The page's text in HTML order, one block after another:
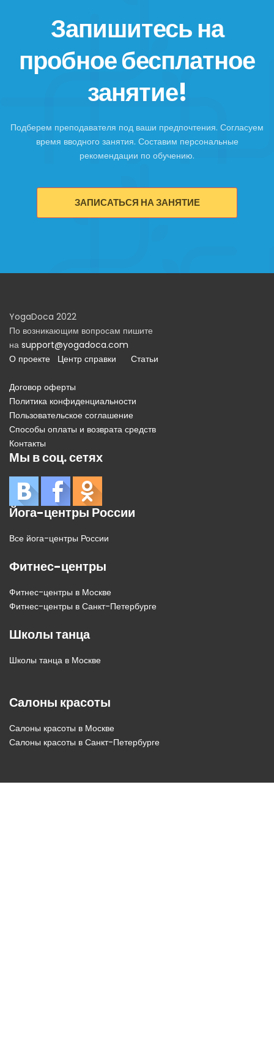
Запишитесь на
пробное бесплатное
занятие!
Подберем преподавателя под ваши предпочтения. Согласуем
время вводного занятия. Составим персональные
рекомендации по обучению.
ЗАПИСАТЬСЯ НА ЗАНЯТИЕ
YogaDoca 2022
По возникающим вопросам пишите
на support@yogadoca.com
О проекте
Центр справки Статьи
Договор оферты
Политика конфиденциальности
Пользовательское соглашение
Способы оплаты и возврата средств
Контакты
Мы в соц. сетях
Йога-центры России
Все йога-центры России
Фитнес-центры
Фитнес-центры в Москве
Фитнес-центры в Санкт-Петербурге
Школы танца
Школы танца в Москве
Салоны красоты
Салоны красоты в Москве
Салоны красоты в Санкт-Петербурге